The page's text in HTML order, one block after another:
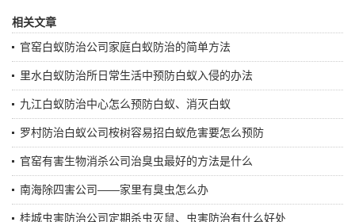
相关文章
官窑白蚁防治公司家庭白蚁防治的简单方法
里水白蚁防治所日常生活中预防白蚁入侵的办法
九江白蚁防治中心怎么预防白蚁、消灭白蚁
罗村防治白蚁公司桉树容易招白蚁危害要怎么预防
官窑有害生物消杀公司治臭虫最好的方法是什么
南海除四害公司——家里有臭虫怎么办
桂城虫害防治公司定期杀虫灭鼠、虫害防治有什么好处